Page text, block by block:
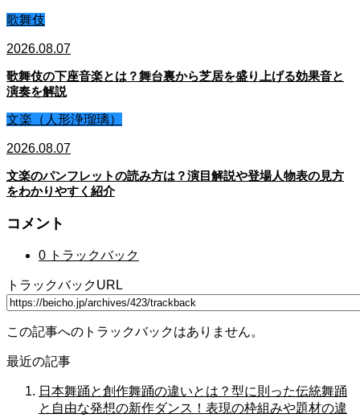
歌舞伎
2026.08.07
歌舞伎の下座音楽とは？舞台裏から芝居を盛り上げる効果音と
演奏を解説
文楽（人形浄瑠璃）
2026.08.07
文楽のパンフレットの読み方は？演目解説や登場人物表の見方
をわかりやすく紹介
コメント
0 トラックバック
トラックバックURL
この記事へのトラックバックはありません。
最近の記事
日本舞踊と創作舞踊の違いとは？型に則った伝統舞踊
と自由な発想の新作ダンス！表現の枠組みや題材の違